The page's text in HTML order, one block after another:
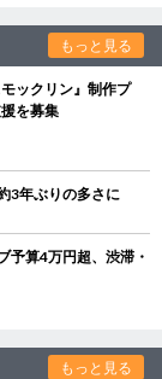
もっと見る
ックリン』制作プ
を募集
3年ぶりの多さに
算4万円超、渋滞・
もっと見る